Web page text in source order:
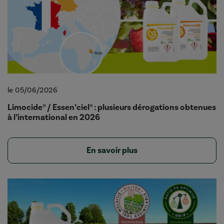
le 05/06/2026
Limocide® / Essen’ciel® : plusieurs dérogations obtenues
à l’international en 2026
En savoir plus